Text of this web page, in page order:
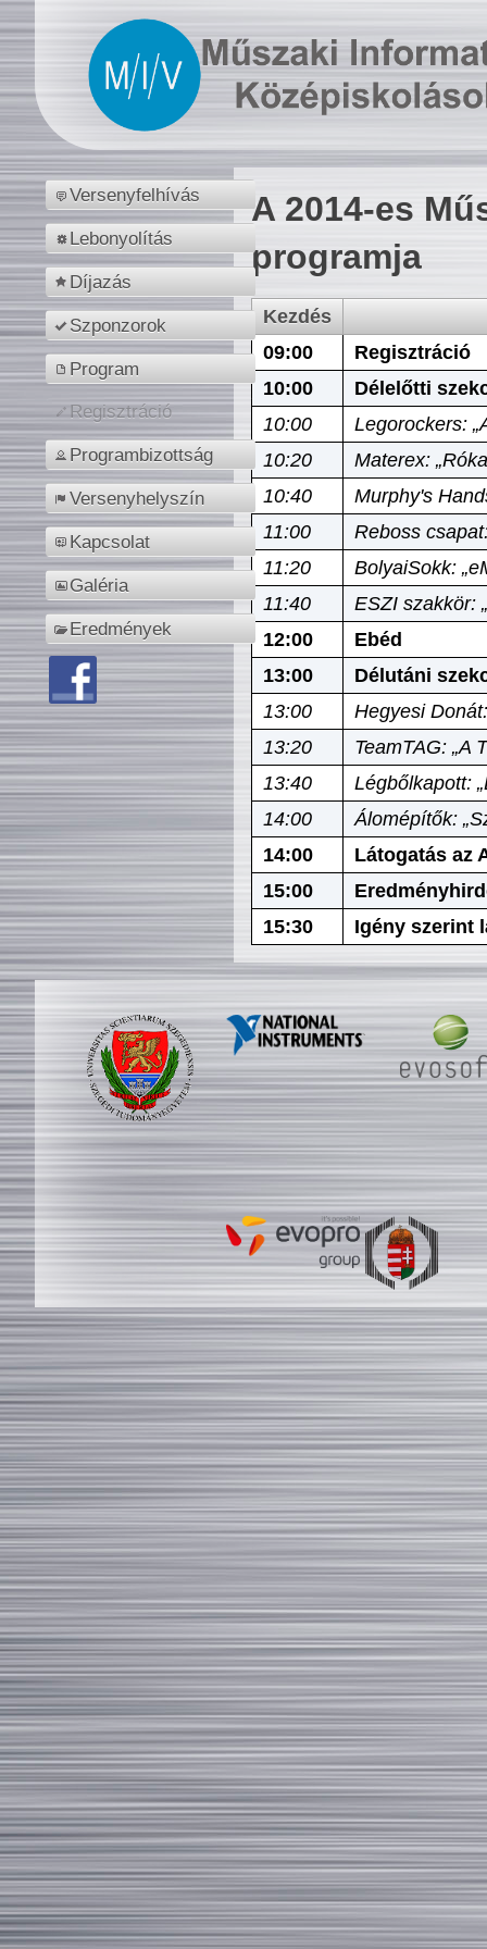
Versenyfelhívás
Lebonyolítás
Díjazás
Szponzorok
Program
Regisztráció
Programbizottság
Versenyhelyszín
Kapcsolat
Galéria
Eredmények
A 2014-es
programja
Kezdés
09:00
Regisztráció
10:00
Délelőtti
10:00
Legorockers:
10:20
Materex:
10:40
Murphy's
11:00
Reboss
11:20
BolyaiSokk:
11:40
ESZI szakkör:
12:00
Ebéd
13:00
Délutáni
13:00
Hegyesi
13:20
TeamTAG: „A
13:40
Légbőlkapott:
14:00
Álomépítők:
14:00
Látogatás az
15:00
15:30
Igény szerint